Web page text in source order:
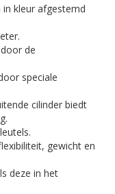
kleur afgestemd
de
speciale
cilinder biedt
gewicht en
deze in het